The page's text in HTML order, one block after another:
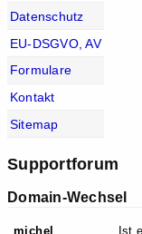
Datenschutz
EU-DSGVO, AV
Formulare
Kontakt
Sitemap
Supportforum
Domain-Wechsel
michel
Ist